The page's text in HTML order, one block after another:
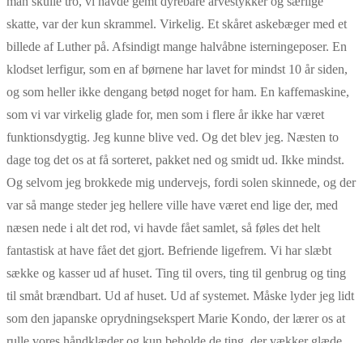
skatte, var der kun skrammel. Virkelig. Et skåret askebæger med et
billede af Luther på. Afsindigt mange halvåbne isterningeposer. En
klodset lerfigur, som en af børnene har lavet for mindst 10 år siden,
og som heller ikke dengang betød noget for ham. En kaffemaskine,
som vi var virkelig glade for, men som i flere år ikke har været
funktionsdygtig. Jeg kunne blive ved. Og det blev jeg. Næsten to
dage tog det os at få sorteret, pakket ned og smidt ud. Ikke mindst.
Og selvom jeg brokkede mig undervejs, fordi solen skinnede, og der
var så mange steder jeg hellere ville have været end lige der, med
næsen nede i alt det rod, vi havde fået samlet, så føles det helt
fantastisk at have fået det gjort. Befriende ligefrem. Vi har slæbt
sække og kasser ud af huset. Ting til overs, ting til genbrug og ting
til småt brændbart. Ud af huset. Ud af systemet. Måske lyder jeg lidt
som den japanske oprydningsekspert Marie Kondo, der lærer os at